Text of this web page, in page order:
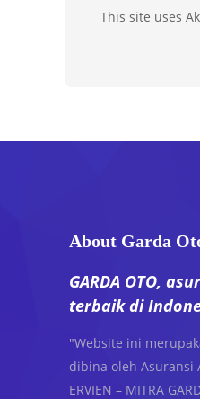
This site uses
About Garda
GARDA OTO,
terbaik di
"Website ini
dibina oleh Asuransi
ERVIEN – MITRA